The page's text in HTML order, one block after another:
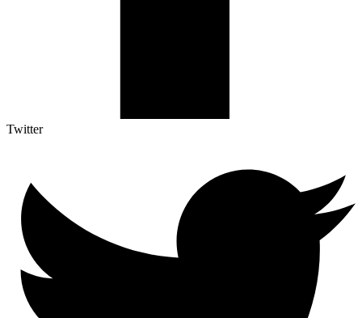
Twitter